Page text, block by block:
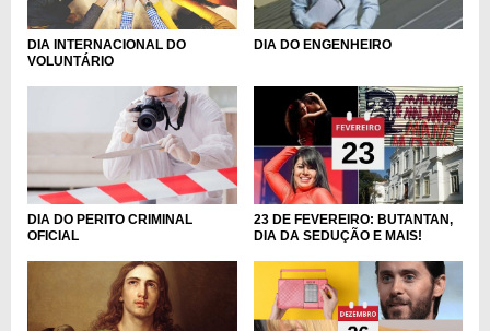
DIA INTERNACIONAL DO
VOLUNTÁRIO
DIA DO ENGENHEIRO
DIA DO PERITO CRIMINAL
OFICIAL
23 DE FEVEREIRO: BUTANTAN,
DIA DA SEDUÇÃO E MAIS!